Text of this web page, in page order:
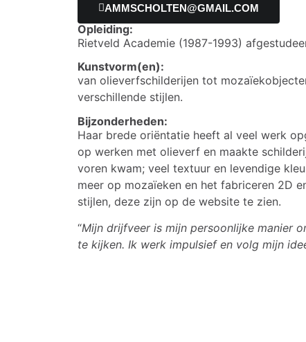
AMMSCHOLTEN@GMAIL.COM
Opleiding:
Rietveld Academie (1987-1993)
Kunstvorm(en):
van olieverfschilderijen tot
verschillende stijlen.
Bijzonderheden:
Haar brede oriëntatie heeft al veel werk
op werken met olieverf en maakte
voren kwam; veel textuur en levendige
meer op mozaïeken en het fabriceren 2D
stijlen, deze zijn op de website te zien.
“Mijn drijfveer is mijn persoonlijke manier
te kijken. Ik werk impulsief en volg mijn